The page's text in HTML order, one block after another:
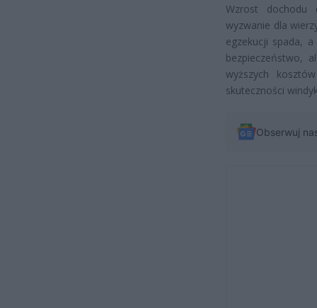
Wzrost dochodu
wyzwanie dla
egzekucji spada,
bezpieczeństwo,
wyższych
skuteczności
Obserwuj